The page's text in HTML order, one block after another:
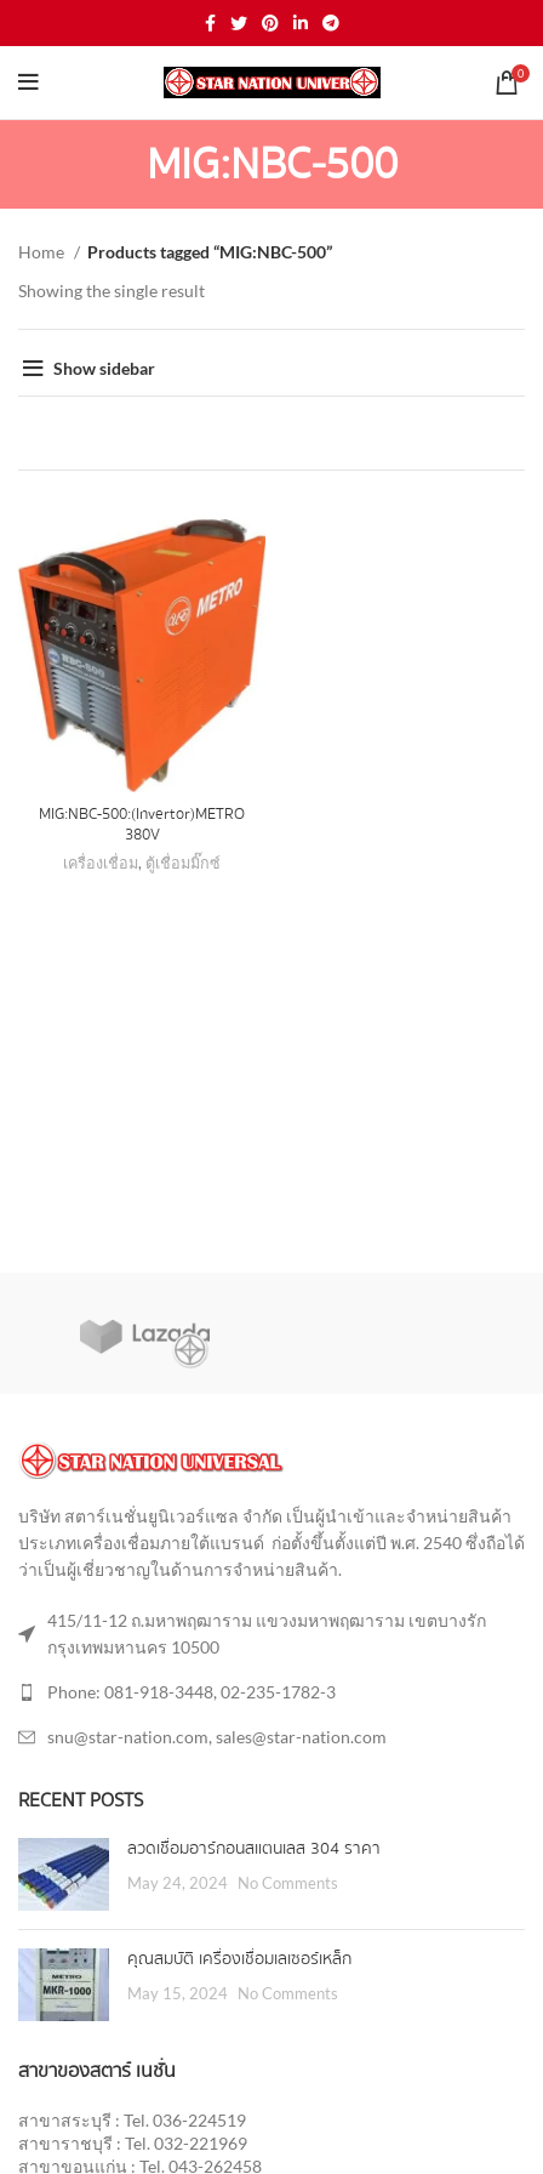
0
MIG:NBC-500
Home
Products tagged “MIG:NBC-500”
Showing the single result
Show sidebar
MIG:NBC-500:(Invertor) METRO
380V
เครื่องเชื่อม, ตู้เชื่อมมิ๊กซ์
บริษัท สตาร์เนชั่นยูนิเวอร์แซล จำกัด เป็นผู้นำเข้าและจำหน่ายสินค้า
ประเภทเครื่องเชื่อมภายใต้แบรนด์ ก่อตั้งขึ้นตั้งแต่ปี พ.ศ. 2540 ซึ่งถือได้
ว่าเป็นผู้เชี่ยวชาญในด้านการจำหน่ายสินค้า.
415/11-12 ถ.มหาพฤฒาราม แขวงมหาพฤฒาราม เขตบางรัก
กรุงเทพมหานคร 10500
Phone: 081-918-3448, 02-235-1782-3
snu@star-nation.com, sales@star-nation.com
RECENT POSTS
ลวดเชื่อมอาร์กอนสแตนเลส 304 ราคา
May 24, 2024 No Comments
คุณสมบัติ เครื่องเชื่อมเลเซอร์เหล็ก
May 15, 2024 No Comments
สาขาของสตาร์ เนชั่น
สาขาสระบุรี : Tel. 036-224519
สาขาราชบุรี : Tel. 032-221969
สาขาขอนแก่น : Tel. 043-262458